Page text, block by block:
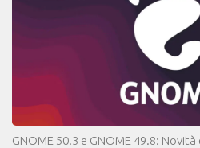
GNOME 50.3 e GNOME 49.8: